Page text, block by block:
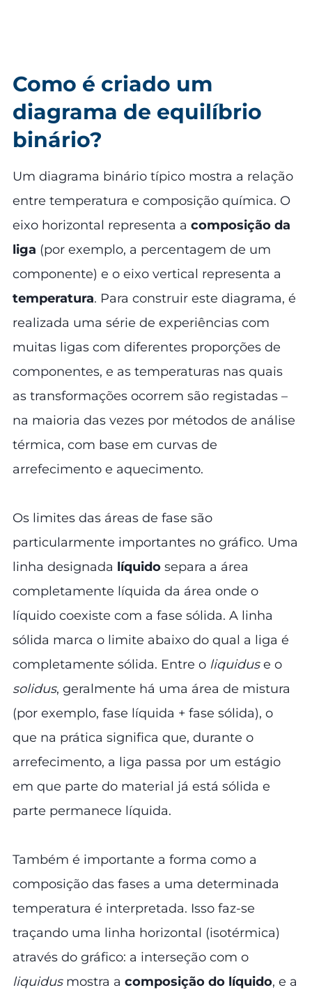
Como é criado um
diagrama de equilíbrio
binário?
Um diagrama binário típico mostra a relação
entre temperatura e composição química. O
eixo horizontal representa a composição da
liga (por exemplo, a percentagem de um
componente) e o eixo vertical representa a
temperatura. Para construir este diagrama, é
realizada uma série de experiências com
muitas ligas com diferentes proporções de
componentes, e as temperaturas nas quais
as transformações ocorrem são registadas –
na maioria das vezes por métodos de análise
térmica, com base em curvas de
arrefecimento e aquecimento.
Os limites das áreas de fase são
particularmente importantes no gráfico. Uma
linha designada líquido separa a área
completamente líquida da área onde o
líquido coexiste com a fase sólida. A linha
sólida marca o limite abaixo do qual a liga é
completamente sólida. Entre o liquiduse o
solidus, geralmente há uma área de mistura
(por exemplo, fase líquida + fase sólida), o
que na prática significa que, durante o
arrefecimento, a liga passa por um estágio
em que parte do material já está sólida e
parte permanece líquida.
Também é importante a forma como a
composição das fases a uma determinada
temperatura é interpretada. Isso faz-se
traçando uma linha horizontal (isotérmica)
através do gráfico: a interseção com o
liquidus mostra a composição do líquido, e a